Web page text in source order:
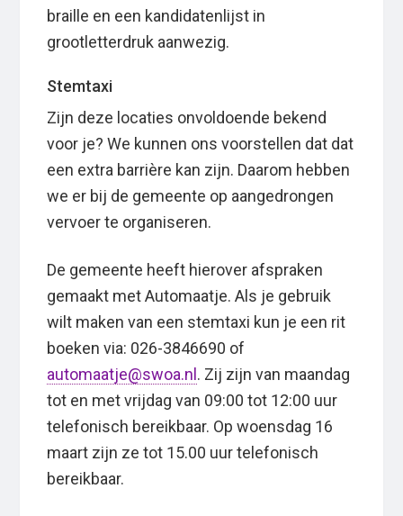
braille en een kandidatenlijst in
grootletterdruk aanwezig.
Stemtaxi
Zijn deze locaties onvoldoende bekend
voor je? We kunnen ons voorstellen dat dat
een extra barrière kan zijn. Daarom hebben
we er bij de gemeente op aangedrongen
vervoer te organiseren.
De gemeente heeft hierover afspraken
gemaakt met Automaatje. Als je gebruik
wilt maken van een stemtaxi kun je een rit
boeken via: 026-3846690 of
automaatje@swoa.nl . Zij zijn van maandag
tot en met vrijdag van 09:00 tot 12:00 uur
telefonisch bereikbaar. Op woensdag 16
maart zijn ze tot 15.00 uur telefonisch
bereikbaar.